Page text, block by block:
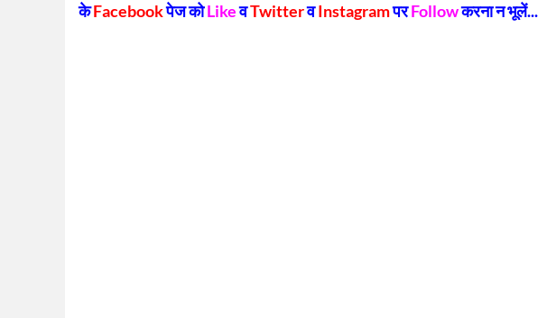
केFacebookपेज कोLikeवTwitterवInstagramपरFollowकरना न भूलें...